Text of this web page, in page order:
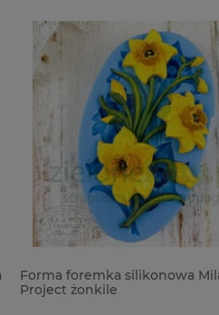
Forma foremka silikonowa Mila
Project żonkile